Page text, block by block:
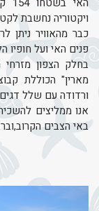
ויקטוריה נחשבת
כבר מהאוויר ניתן
פנים האי ועל חופיו
בחלק הצפון
ורדודה עם שלל
אנו ממליצים
באי הצבים